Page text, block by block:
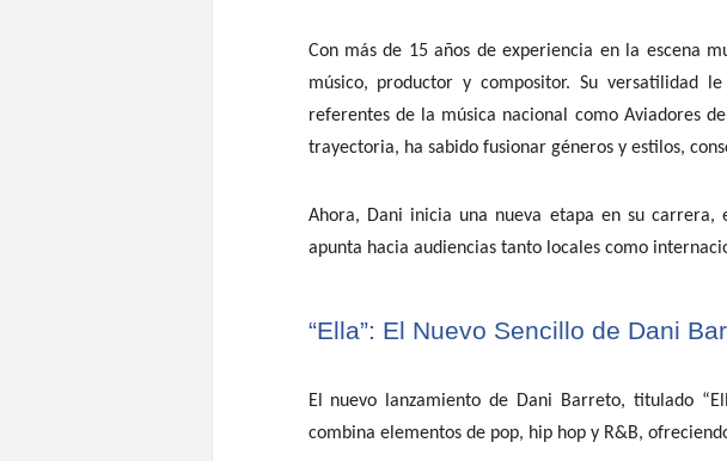
Con más de 15 años de experiencia en la escena
músico, productor y compositor. Su versatilidad
referentes de la música nacional como Aviadores
trayectoria, ha sabido fusionar géneros y estilos,
Ahora, Dani inicia una nueva etapa en su carrera,
apunta hacia audiencias tanto locales como
“Ella”: El Nuevo Sencillo de Dani
El nuevo lanzamiento de Dani Barreto, titulado
combina elementos de pop, hip hop y R&B,